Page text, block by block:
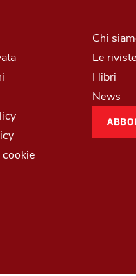
cookie
Chi
Le riviste
I libri
News